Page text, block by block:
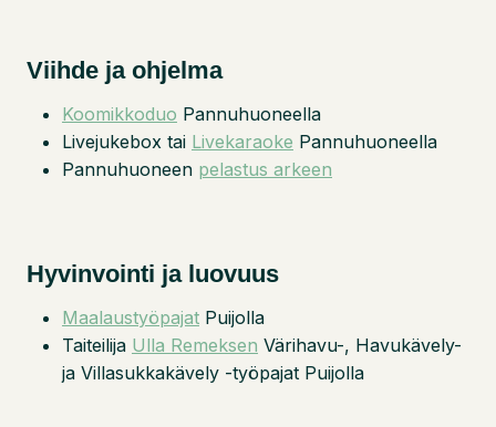
Viihde ja ohjelma
Koomikkoduo Pannuhuoneella
Livejukebox tai Livekaraoke Pannuhuoneella
Pannuhuoneen pelastus arkeen
Hyvinvointi ja luovuus
Maalaustyöpajat Puijolla
Taiteilija Ulla Remeksen Värihavu-, Havukävely-
ja Villasukkakävely -työpajat Puijolla